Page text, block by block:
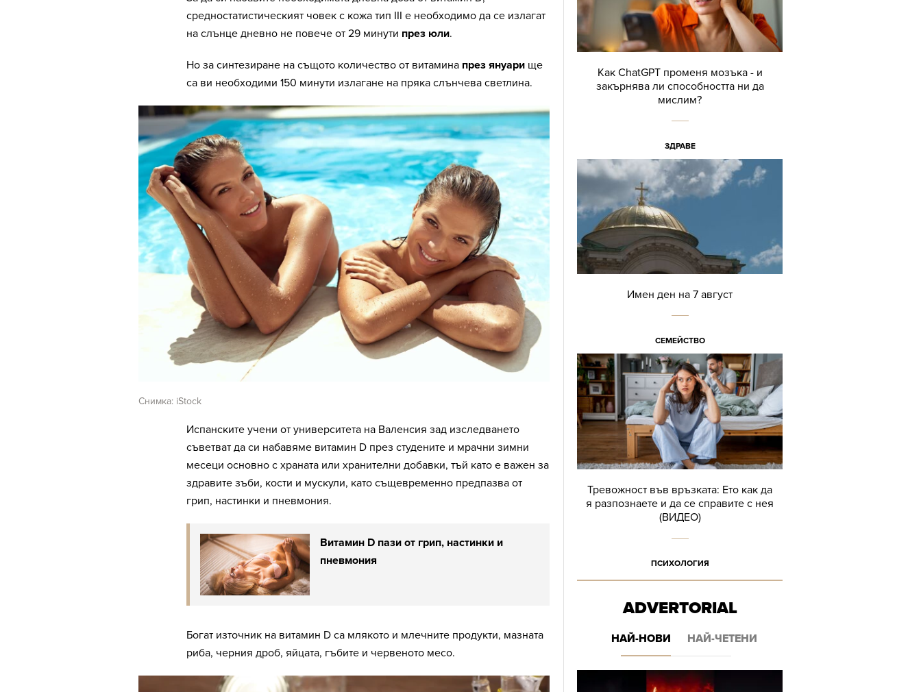
средностатистическият човек с кожа тип III е необходимо да се излагат
на слънце дневно не повече от 29 минути през юли.
Но за синтезиране на същото количество от витамина през януари ще
са ви необходими 150 минути излагане на пряка слънчева светлина.
Снимка: iStock
Испанските учени от университета на Валенсия зад изследването
съветват да си набавяме витамин D през студените и мрачни зимни
месеци основно с храната или хранителни добавки, тъй като е важен за
здравите зъби, кости и мускули, като същевременно предпазва от
грип, настинки и пневмония.
Витамин D пази от грип, настинки и
пневмония
Богат източник на витамин D са млякото и млечните продукти, мазната
риба, черния дроб, яйцата, гъбите и червеното месо.
Как ChatGPT променя мозъка - и
закърнява ли способността ни да
мислим?
ЗДРАВЕ
Имен ден на 7 август
СЕМЕЙСТВО
Тревожност във връзката: Ето как да
я разпознаете и да се справите с нея
(ВИДЕО)
ПСИХОЛОГИЯ
ADVERTORIAL
НАЙ-НОВИ НАЙ-ЧЕТЕНИ